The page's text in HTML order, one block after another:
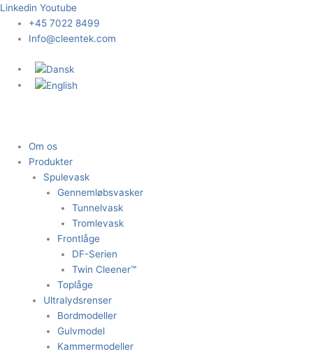
Gå
indholdet
Linkedin Youtube
+45 7022 8499
Info@cleentek.com
Om os
Produkter
Spulevask
Gennemløbsvasker
Tunnelvask
Tromlevask
Frontlåge
DF-Serien
Twin Cleener™
Toplåge
Ultralydsrenser
Bordmodeller
Gulvmodel
Kammermodeller